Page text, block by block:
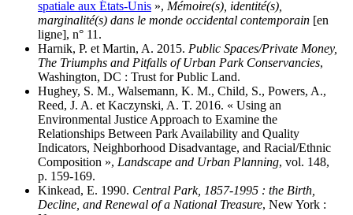
spatiale aux États-Unis », Mémoire(s), identité(s),
marginalité(s) dans le monde occidental contemporain [en
ligne], n° 11.
Harnik, P. et Martin, A. 2015. Public Spaces/Private Money,
The Triumphs and Pitfalls of Urban Park Conservancies,
Washington, DC : Trust for Public Land.
Hughey, S. M., Walsemann, K. M., Child, S., Powers, A.,
Reed, J. A. et Kaczynski, A. T. 2016. « Using an
Environmental Justice Approach to Examine the
Relationships Between Park Availability and Quality
Indicators, Neighborhood Disadvantage, and Racial/Ethnic
Composition », Landscape and Urban Planning, vol. 148,
p. 159‑169.
Kinkead, E. 1990. Central Park, 1857-1995 : the Birth,
Decline, and Renewal of a National Treasure, New York :